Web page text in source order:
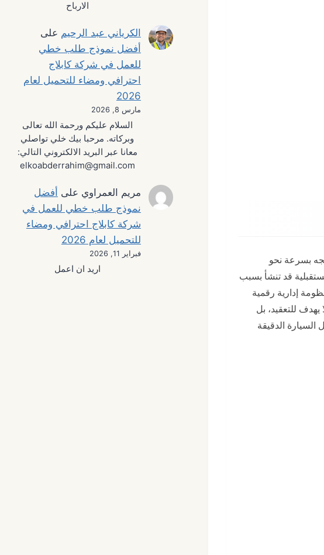
بسرعة نحو
قد تنشأ بسبب
أصبح جزءاً من منظومة إدارية رقمية
يهدف للتعقيد، بل
الدقيقة
الارباح
الكرياني عبد الرحيم على
أفضل نموذج طلب خطي
للعمل في شركة كابلاج
احترافي ومضاء للتحميل لعام
2026
مارس 8, 2026
السلام عليكم ورحمة الله تعالى
وبركاته. مرحبا بيك خلي تواصلي
معانا عبر البريد الالكتروني التالي:
elkoabderrahim@gmail.com
مريم العمراوي على أفضل
نموذج طلب خطي للعمل في
شركة كابلاج احترافي ومضاء
للتحميل لعام 2026
فبراير 11, 2026
اريد ان اعمل